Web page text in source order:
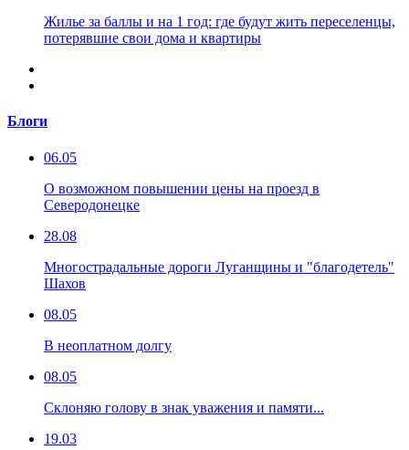
Жилье за баллы и на 1 год: где будут жить переселенцы,
потерявшие свои дома и квартиры
Блоги
06.05
О возможном повышении цены на проезд в
Северодонецке
28.08
Многострадальные дороги Луганщины и "благодетель"
Шахов
08.05
В неоплатном долгу
08.05
Склоняю голову в знак уважения и памяти...
19.03